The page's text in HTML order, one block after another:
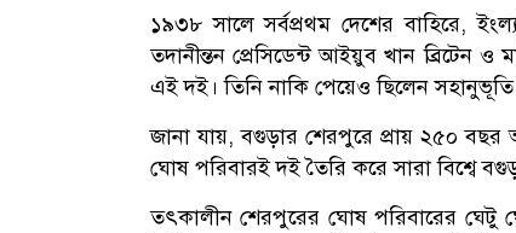
১৯৩৮ সালে সর্বপ্রথম দেশের বাহিরে,
তদানীন্তন প্রেসিডেন্ট আইয়ুব খান ব্রিটেন ও
এই দই। তিনি নাকি পেয়েও ছিলেন
জানা যায়, বগুড়ার শেরপুরে প্রায় ২৫০
ঘোষ পরিবারই দই তৈরি করে সারা বিশ্বে
তৎকালীন শেরপুরের ঘোষ পরিবারের ঘেটু